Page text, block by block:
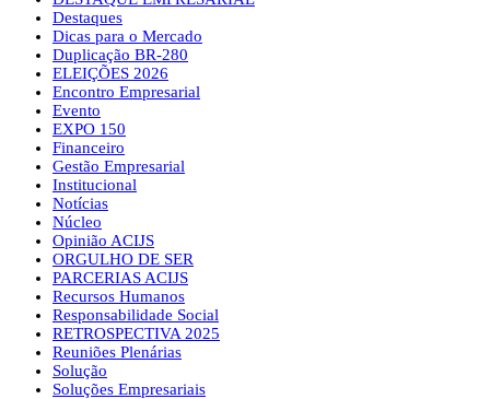
Destaques
Dicas para o Mercado
Duplicação BR-280
ELEIÇÕES 2026
Encontro Empresarial
Evento
EXPO 150
Financeiro
Gestão Empresarial
Institucional
Notícias
Núcleo
Opinião ACIJS
ORGULHO DE SER
PARCERIAS ACIJS
Recursos Humanos
Responsabilidade Social
RETROSPECTIVA 2025
Reuniões Plenárias
Solução
Soluções Empresariais